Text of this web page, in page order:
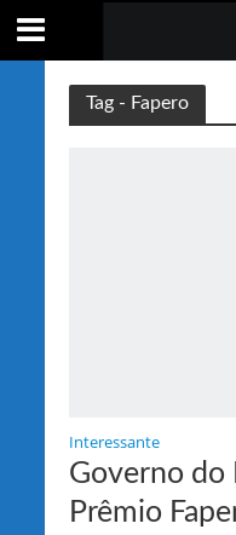
Tag - Fapero
Interessante
Governo do
Prêmio